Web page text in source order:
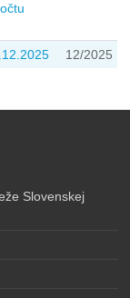
12/2025
Slovenskej